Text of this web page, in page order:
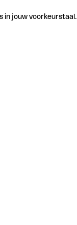
in jouw voorkeurstaal.